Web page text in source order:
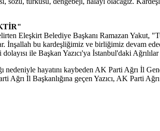
Eleşkirt Belediye Başkanı Ramazan Yakut,
İnşallah bu kardeşliğimiz ve birliğimiz devam
ile Başkan Yazıcı'ya İstanbul'daki Ağrılılar
nedeniyle hayatını kaybeden AK Parti Ağrı
Ağrı İl Başkanlığına geçen Yazıcı, AK Parti